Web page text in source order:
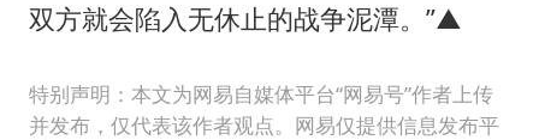
双方就会陷入无休止的战争泥潭。”▲
特别声明：本文为网易自媒体平台“网易号”作者上传
并发布，仅代表该作者观点。网易仅提供信息发布平